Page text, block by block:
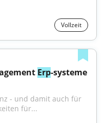
Vollzeit
Erp-systeme
- und damit auch für
für...